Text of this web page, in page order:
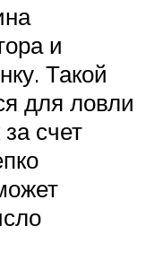
и
Такой
для ловли
счет